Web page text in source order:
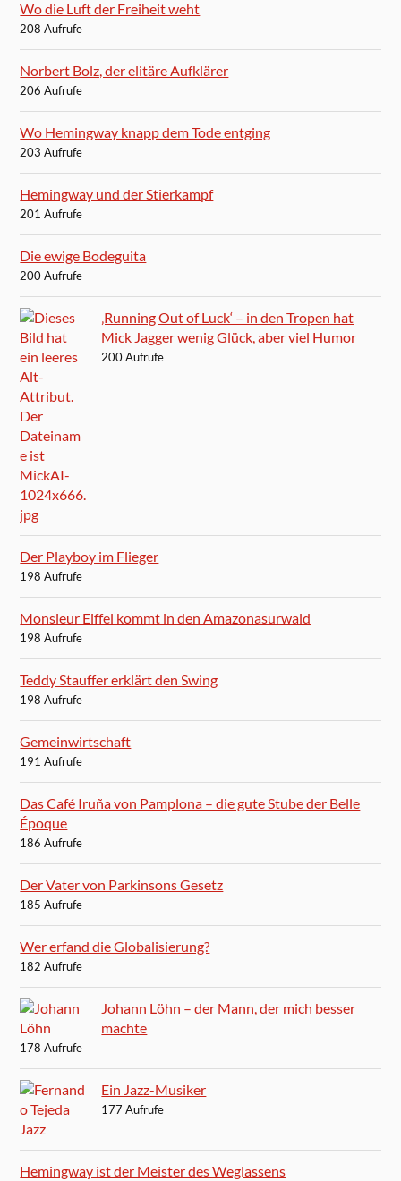
Wo die Luft der Freiheit weht
208 Aufrufe
Norbert Bolz, der elitäre Aufklärer
206 Aufrufe
Wo Hemingway knapp dem Tode entging
203 Aufrufe
Hemingway und der Stierkampf
201 Aufrufe
Die ewige Bodeguita
200 Aufrufe
‚Running Out of Luck‘ – in den Tropen hat
Mick Jagger wenig Glück, aber viel Humor
200 Aufrufe
Der Playboy im Flieger
198 Aufrufe
Monsieur Eiffel kommt in den Amazonasurwald
198 Aufrufe
Teddy Stauffer erklärt den Swing
198 Aufrufe
Gemeinwirtschaft
191 Aufrufe
Das Café Iruña von Pamplona – die gute Stube der Belle
Époque
186 Aufrufe
Der Vater von Parkinsons Gesetz
185 Aufrufe
Wer erfand die Globalisierung?
182 Aufrufe
Johann Löhn – der Mann, der mich besser
machte
178 Aufrufe
Ein Jazz-Musiker
177 Aufrufe
Hemingway ist der Meister des Weglassens